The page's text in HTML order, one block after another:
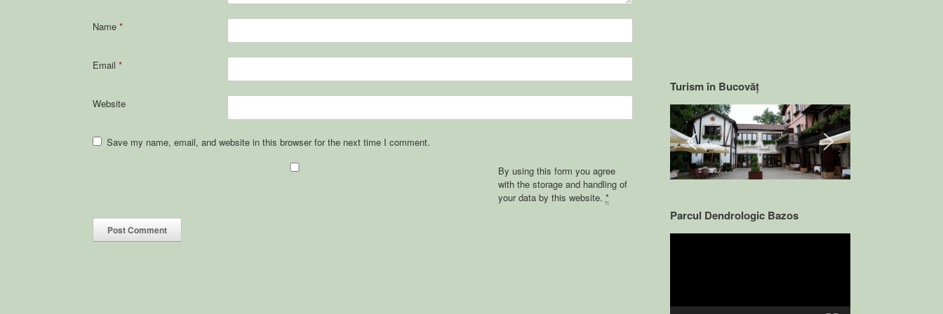
Name *
Email *
Website
Save my name, email, and website in this browser for the next time I comment.
By using this form you agree
with the storage and handling of
your data by this website. *
Turism în Bucovăț
Parcul Dendrologic Bazos